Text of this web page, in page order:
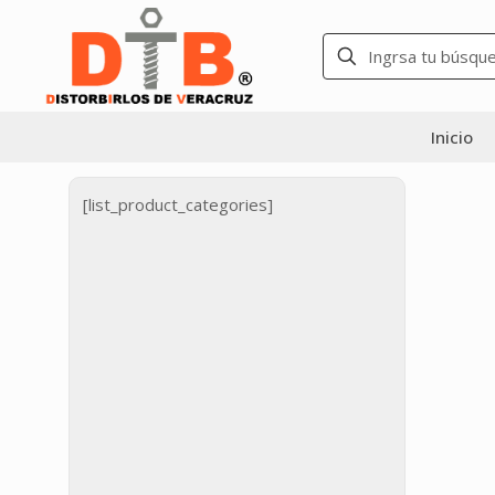
Inicio
[list_product_categories]